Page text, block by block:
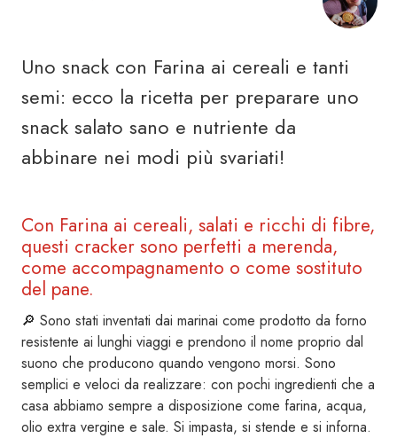
Uno snack con Farina ai cereali e tanti
semi: ecco la ricetta per preparare uno
snack salato sano e nutriente da
abbinare nei modi più svariati!
Con Farina ai cereali, salati e ricchi di fibre,
questi cracker sono perfetti a merenda,
come accompagnamento o come sostituto
del pane.
🔎 Sono stati inventati dai marinai come prodotto da forno
resistente ai lunghi viaggi e prendono il nome proprio dal
suono che producono quando vengono morsi. Sono
semplici e veloci da realizzare: con pochi ingredienti che a
casa abbiamo sempre a disposizione come farina, acqua,
olio extra vergine e sale. Si impasta, si stende e si inforna.